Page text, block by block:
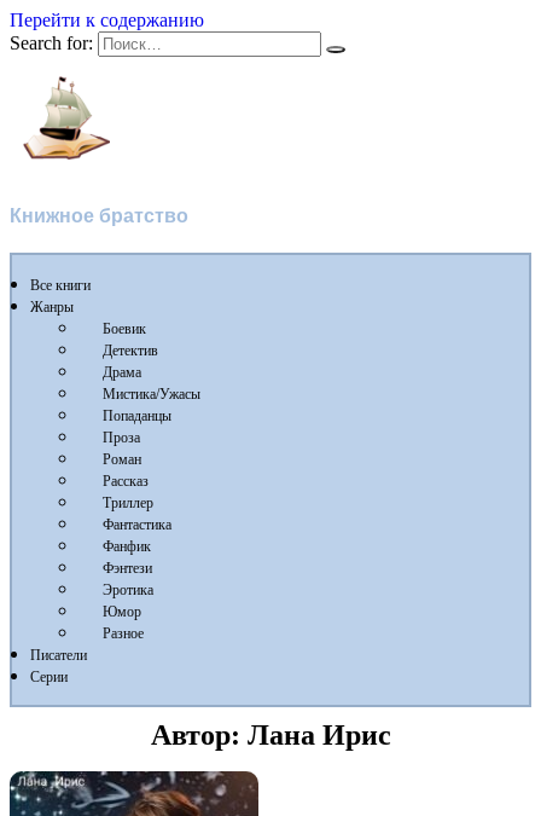
Перейти к содержанию
Search for:
Книжное братство
Все книги
Жанры
Боевик
Детектив
Драма
Мистика/Ужасы
Попаданцы
Проза
Роман
Рассказ
Триллер
Фантастика
Фанфик
Фэнтези
Эротика
Юмор
Разное
Писатели
Серии
Автор: Лана Ирис